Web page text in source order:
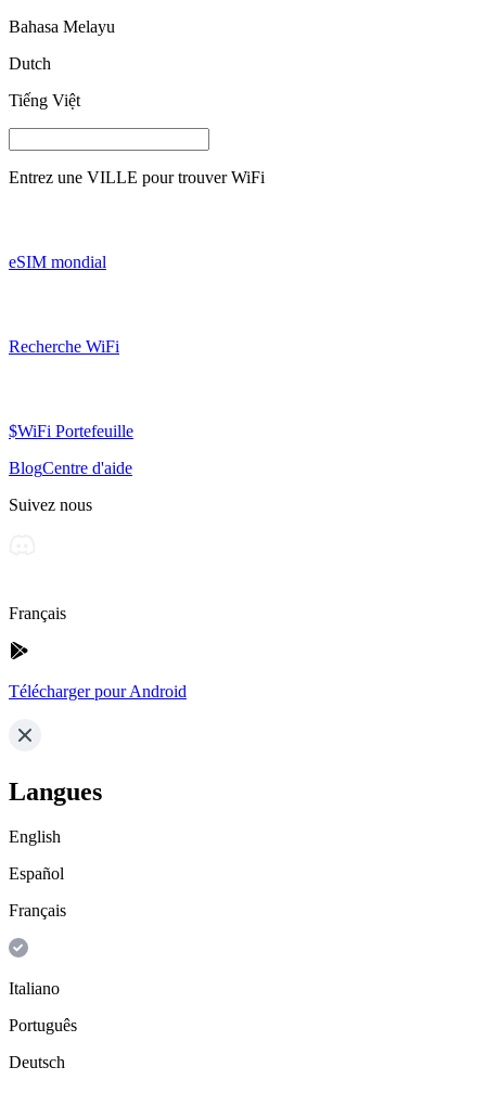
Bahasa Melayu
Dutch
Tiếng Việt
Entrez une VILLE pour trouver WiFi
eSIM mondial
Recherche WiFi
$WiFi Portefeuille
BlogCentre d'aide
Suivez nous
Français
Télécharger pour Android
Langues
English
Español
Français
Italiano
Português
Deutsch